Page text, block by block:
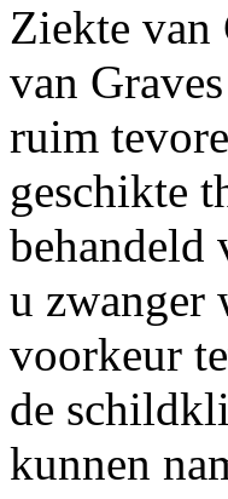
Ziekte van
van
ruim
geschikte
behandeld
u zwanger
voorkeur
de
kunnen